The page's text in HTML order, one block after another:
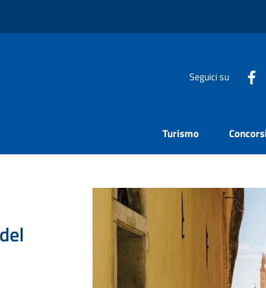
Seguici su
Turismo Concorsi